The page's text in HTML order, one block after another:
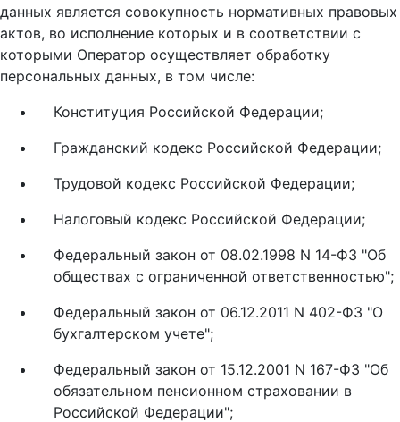
данных является совокупность нормативных правовых
актов, во исполнение которых и в соответствии с
которыми Оператор осуществляет обработку
персональных данных, в том числе:
Конституция Российской Федерации;
Гражданский кодекс Российской Федерации;
Трудовой кодекс Российской Федерации;
Налоговый кодекс Российской Федерации;
Федеральный закон от 08.02.1998 N 14-ФЗ "Об
обществах с ограниченной ответственностью";
Федеральный закон от 06.12.2011 N 402-ФЗ "О
бухгалтерском учете";
Федеральный закон от 15.12.2001 N 167-ФЗ "Об
обязательном пенсионном страховании в
Российской Федерации";